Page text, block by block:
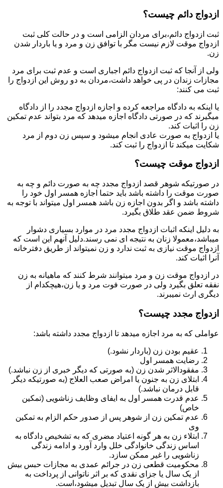
ازدواج دائم چیست؟
ثبت ازدواج دائم،برای مردان الزامی است و در حالت کلی ثبت
ازدواج موقت لازم نیست مگر با توافق زن و مرد و یا باردار شدن
زن.
ولی از آنجا که ثبت ازدواج دائم اجباری است و عدم ثبت برای مرد
مجازات زندان در پی خواهد داشت،مردان به دو روش این ازدواج را
ثبت می کنند:
یا اینکه به دادگاه مراجعه کرده و اجازه ازدواج مجدد را از دادگاه
میگیرند که در صورتی دادگاه اجازه میدهد که مرد بتواند عدم تمکین
زن را اثبات کند.
یا ازدواج به صورت عادی انجام میشود و سپس زن دوم از مرد
شکایت میکند تا ازدواج را ثبت کند.
ازدواج موقت چیست؟
در صورتیکه شوهر قصد ازدواج مجدد چه به صورت دائم و چه به
صورت موقت را داشته باشد باید حتما اجازه همسر اول خود را
داشته باشد و اگر بدون اجازه زن باشد همسر اول میتواند با توجه به
شروط ضمن عقد طلاق بگیرد.
به دلیل اینکه اثبات ازدواج مجدد مرد در موارد بسیاری دشوار
میباشد،معمولا زنان به نتیجه ای نمی رسند.دلیل آنهم این است که
ازدواج موقت نیازی به ثبت ندارد و زن نمیتواند از طریق دفترخانه
آنرا اثبات کند.
در ازدواج موقت زن و مرد میتوانند شرط کنند که ماهیانه به زن
نفقه تعلق بگیرد ولی در صورت فوت مرد و یا زن،هیچکدام از
دیگری ارث نمیبرند.
ازدواج مجدد چیست؟
عواملی که به مرد اجازه میدهد تا ازدواج مجدد داشته باشد:
عقیم بودن زن (باردار نشود.)
رضایت همسر اول
مفقودالاثر شدن زن (به صورتی که دیگر خبری از زن نباشد.)
ابتلای زن به جنون یا امراض صعب العلاج (به صورتیکه دیگر
قابل درمان نباشد.)
عدم قدرت همسر اول به ایفای وظایف زناشویی (تمکین
خاص)
عدم تمکین زن از شوهر پس از صدور حکم الزام به تمکین
وی
ابتلاء زن به هر گونه اعتیاد مضری که به تشخیص دادگاه به
اساس زندگی خانوادگی خلل وارد آورد و ادامه زندگی
زناشویی را غیر ممکن سازد.
محکومیت قطعی زن در جرائم عمدی به مجازات حبس بیش
از یک سال یا جزای نقدی که بر اثر ناتوانی از پرداخت به
بازداشت بیش از یک سال تبدیل می‎شود،است.